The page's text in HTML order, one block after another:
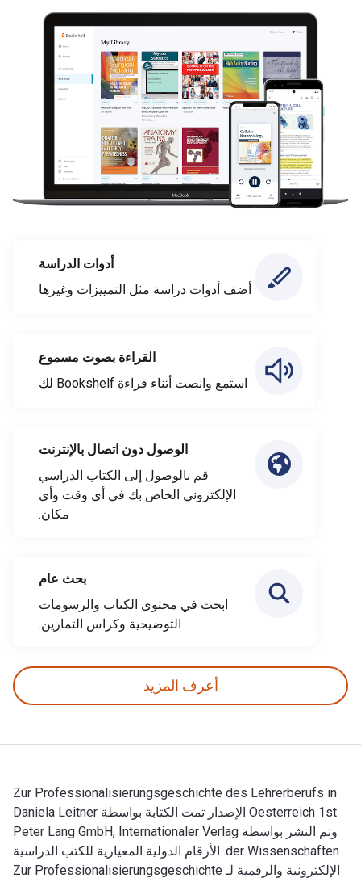
أدوات الدراسة
أضف أدوات دراسة مثل التمييزات وغيرها
القراءة بصوت مسموع
استمع وانصت أثناء قراءة Bookshelf لك
الوصول دون اتصال بالإنترنت
قم بالوصول إلى الكتاب الدراسي
الإلكتروني الخاص بك في أي وقت وأي
مكان.
بحث عام
ابحث في محتوى الكتاب والرسومات
التوضيحية وكراس التمارين.
أعرف المزيد
Zur Professionalisierungsgeschichte des Lehrerberufs in
Oesterreich 1st الإصدار تمت الكتابة بواسطة Daniela Leitner
وتم النشر بواسطة Peter Lang GmbH, Internationaler Verlag
der Wissenschaften. الأرقام الدولية المعيارية للكتب الدراسية
الإلكترونية والرقمية لـ Zur Professionalisierungsgeschichte